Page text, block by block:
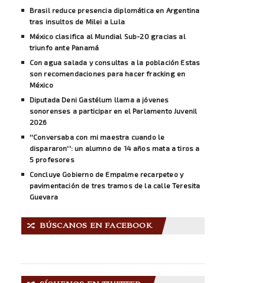
Brasil reduce presencia diplomática en Argentina
tras insultos de Milei a Lula
México clasifica al Mundial Sub-20 gracias al
triunfo ante Panamá
Con agua salada y consultas a la población Estas
son recomendaciones para hacer fracking en
México
Diputada Deni Gastélum llama a jóvenes
sonorenses a participar en el Parlamento Juvenil
2026
''Conversaba con mi maestra cuando le
dispararon'': un alumno de 14 años mata a tiros a
5 profesores
Concluye Gobierno de Empalme recarpeteo y
pavimentación de tres tramos de la calle Teresita
Guevara
🔀 BÚSCANOS EN FACEBOOK